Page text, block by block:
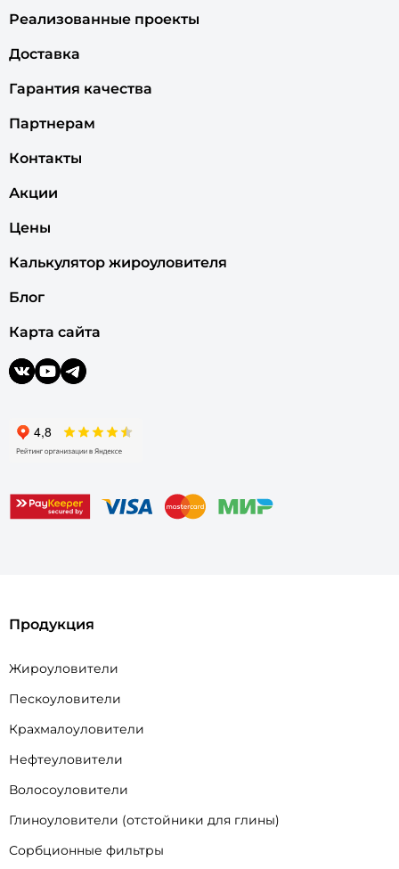
Реализованные проекты
Доставка
Гарантия качества
Партнерам
Контакты
Акции
Цены
Калькулятор жироуловителя
Блог
Карта сайта
Продукция
Жироуловители
Пескоуловители
Крахмалоуловители
Нефтеуловители
Волосоуловители
Глиноуловители (отстойники для глины)
Сорбционные фильтры